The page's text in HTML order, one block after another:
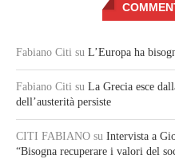
Fabiano Citi su L’Europa ha
Fabiano Citi su La Grecia esce
dell’austerità persiste
CITI FABIANO su Intervista a
“Bisogna recuperare i valori del